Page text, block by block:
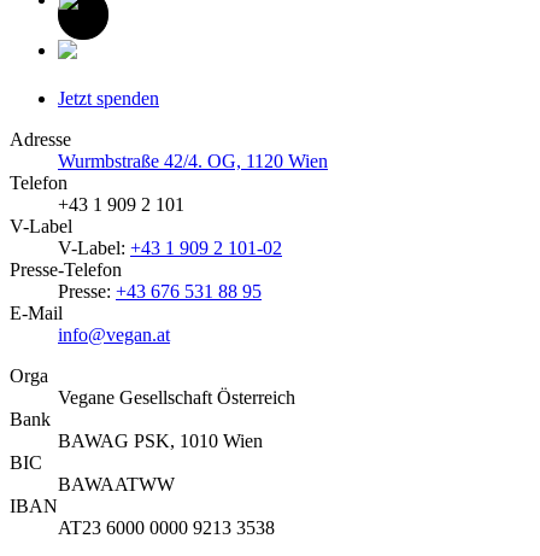
Jetzt spenden
Adresse
Wurmbstraße 42/4. OG, 1120 Wien
Telefon
+43 1 909 2 101
V-Label
V-Label: +43 1 909 2 101-02
Presse-Telefon
Presse: +43 676 531 88 95
E-Mail
info@vegan.at
Orga
Vegane Gesellschaft Österreich
Bank
BAWAG PSK, 1010 Wien
BIC
BAWAATWW
IBAN
AT23 6000 0000 9213 3538